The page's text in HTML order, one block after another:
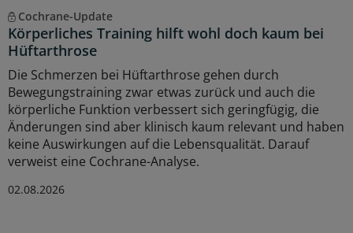
Cochrane-Update
Körperliches Training hilft wohl doch kaum bei
Hüftarthrose
Die Schmerzen bei Hüftarthrose gehen durch
Bewegungstraining zwar etwas zurück und auch die
körperliche Funktion verbessert sich geringfügig, die
Änderungen sind aber klinisch kaum relevant und haben
keine Auswirkungen auf die Lebensqualität. Darauf
verweist eine Cochrane-Analyse.
02.08.2026